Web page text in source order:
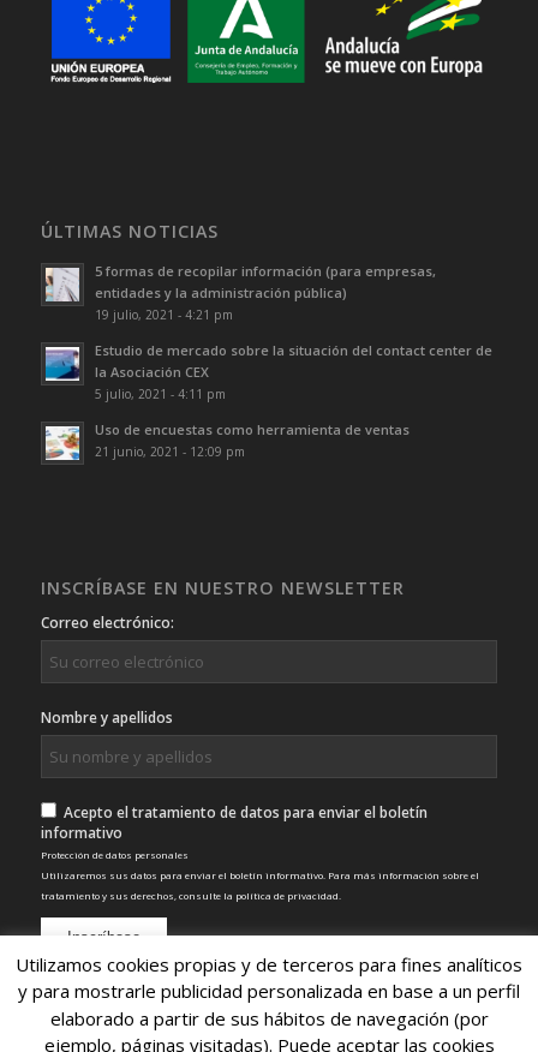
ÚLTIMAS NOTICIAS
5 formas de recopilar información (para empresas,
entidades y la administración pública)
19 julio, 2021 - 4:21 pm
Estudio de mercado sobre la situación del contact center de
la Asociación CEX
5 julio, 2021 - 4:11 pm
Uso de encuestas como herramienta de ventas
21 junio, 2021 - 12:09 pm
INSCRÍBASE EN NUESTRO NEWSLETTER
Correo electrónico:
Nombre y apellidos
Acepto el tratamiento de datos para enviar el boletín
informativo
Protección de datos personales
Utilizaremos sus datos para enviar el boletín informativo. Para más información sobre el
tratamiento y sus derechos, consulte la política de privacidad
Utilizamos cookies propias y de terceros para fines analíticos
y para mostrarle publicidad personalizada en base a un perfil
elaborado a partir de sus hábitos de navegación (por
ejemplo, páginas visitadas). Puede aceptar las cookies